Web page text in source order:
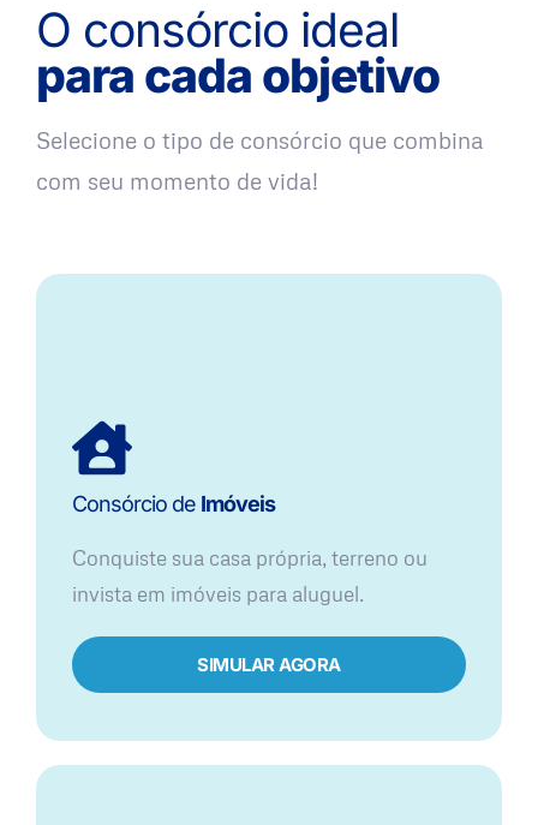
O consórcio ideal
para cada objetivo
Selecione o tipo de consórcio que combina
com seu momento de vida!
Consórcio de Imóveis
Conquiste sua casa própria, terreno ou
invista em imóveis para aluguel.
SIMULAR AGORA​